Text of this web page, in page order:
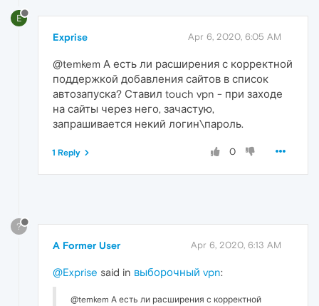
E
Exprise Apr 6, 2020, 6:05 AM
@temkem А есть ли расширения с корректной
поддержкой добавления сайтов в список
автозапуска? Ставил touch vpn - при заходе
на сайты через него, зачастую,
запрашивается некий логин\пароль.
0
1 Reply
?
A Former User Apr 6, 2020, 6:13 AM
@Exprise said in выборочный vpn:
@temkem А есть ли расширения с корректной